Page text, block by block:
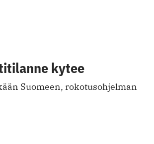
kytee
Suomeen, rokotusohjelman